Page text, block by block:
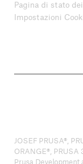
Pagina di stato
Impostazioni
JOSEF PRUSA®,
ORANGE®, PRUSA
Prusa Development